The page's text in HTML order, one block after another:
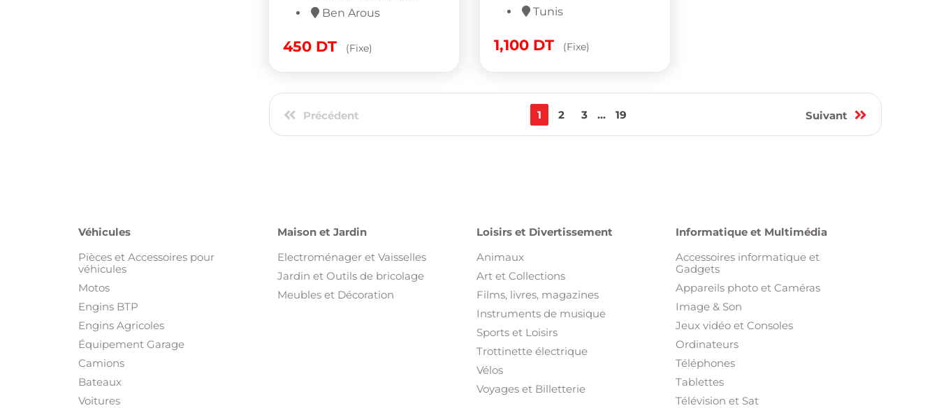
Ben Arous
450 DT (Fixe)
Tunis
1,100 DT (Fixe)
Précédent 1 2 3 ... 19 Suivant
Véhicules
Pièces et Accessoires pour
véhicules
Motos
Engins BTP
Engins Agricoles
Équipement Garage
Camions
Bateaux
Voitures
Maison et Jardin
Electroménager et Vaisselles
Jardin et Outils de bricolage
Meubles et Décoration
Loisirs et Divertissement
Animaux
Art et Collections
Films, livres, magazines
Instruments de musique
Sports et Loisirs
Trottinette électrique
Vélos
Voyages et Billetterie
Informatique et Multimédia
Accessoires informatique et
Gadgets
Appareils photo et Caméras
Image & Son
Jeux vidéo et Consoles
Ordinateurs
Téléphones
Tablettes
Télévision et Sat